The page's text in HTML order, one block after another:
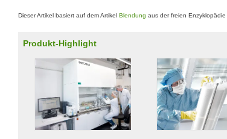
Dieser Artikel basiert auf dem Artikel Blendung aus der freien Enzyklopädie
Produkt-Highlight